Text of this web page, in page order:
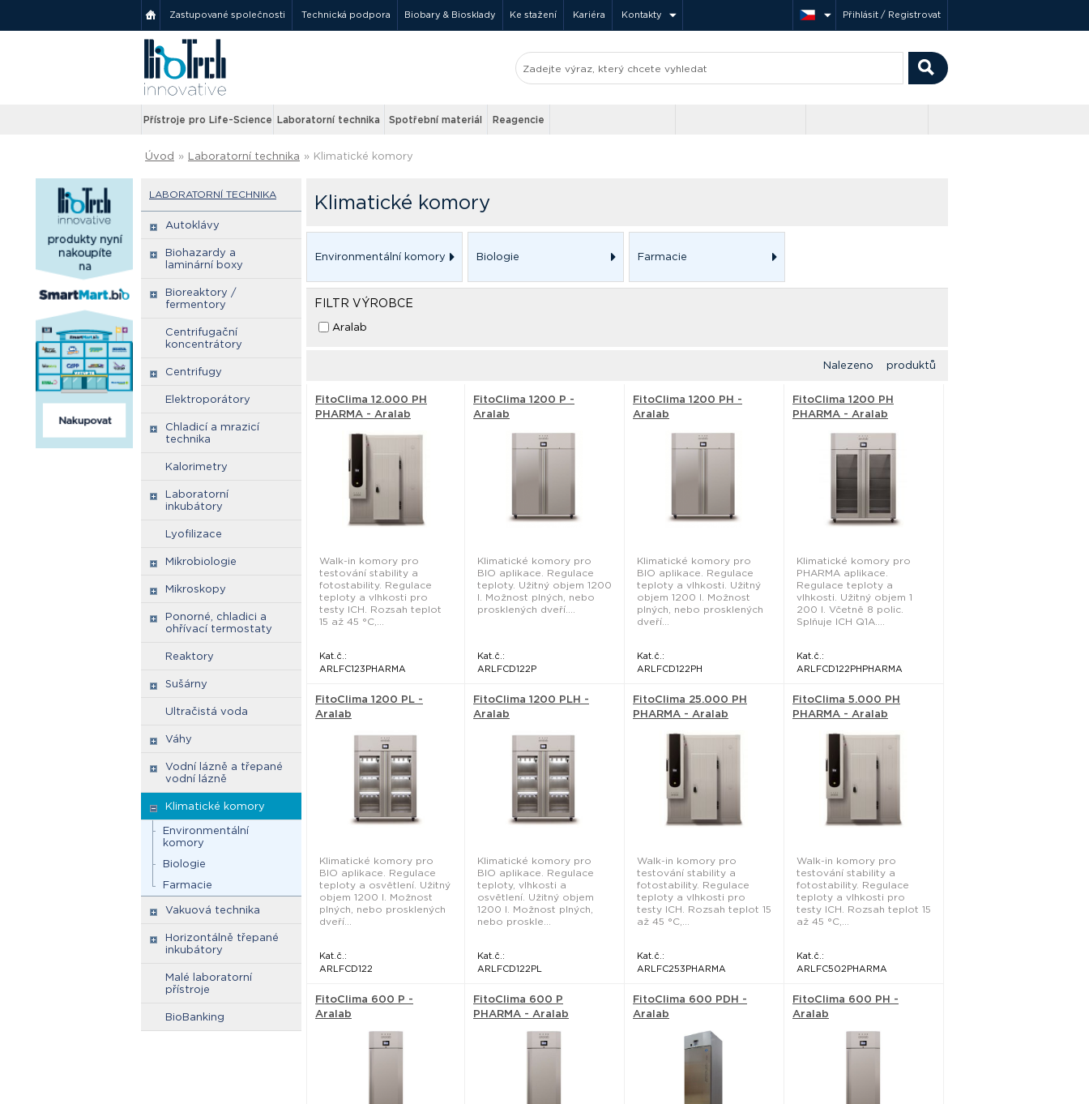
Zastupované společnosti Technická podpora Biobary & Biosklady Ke stažení Kariéra Kontakty Přihlásit / Registrovat
Přístroje pro Life-Science Laboratorní technika Spotřební materiál Reagencie
Úvod » Laboratorní technika » Klimatické komory
LABORATORNÍ TECHNIKA
Autoklávy
Biohazardy a
laminární boxy
Bioreaktory /
fermentory
Centrifugační
koncentrátory
Centrifugy
Elektroporátory
Chladicí a mrazicí
technika
Kalorimetry
Laboratorní
inkubátory
Lyofilizace
Mikrobiologie
Mikroskopy
Ponorné, chladici a
ohřívací termostaty
Reaktory
Sušárny
Ultračistá voda
Váhy
Vodní lázně a třepané
vodní lázně
Klimatické komory
Environmentální
komory
Biologie
Farmacie
Vakuová technika
Horizontálně třepané
inkubátory
Malé laboratorní
přístroje
BioBanking
Klimatické komory
Environmentální komory Biologie Farmacie
FILTR VÝROBCE
Aralab
Nalezeno produktů
FitoClima 12.000 PH
PHARMA - Aralab
Walk-in komory pro
testování stability a
fotostability. Regulace
teploty a vlhkosti pro
testy ICH. Rozsah teplot
15 až 45 °C,...
Kat.č.:
ARLFC123PHARMA
FitoClima 1200 P -
Aralab
Klimatické komory pro
BIO aplikace. Regulace
teploty. Užitný objem 1200
l. Možnost plných, nebo
prosklených dveří....
Kat.č.:
ARLFCD122P
FitoClima 1200 PH -
Aralab
Klimatické komory pro
BIO aplikace. Regulace
teploty a vlhkosti. Užitný
objem 1200 l. Možnost
plných, nebo prosklených
dveří...
Kat.č.:
ARLFCD122PH
FitoClima 1200 PH
PHARMA - Aralab
Klimatické komory pro
PHARMA aplikace.
Regulace teploty a
vlhkosti. Užitný objem 1
200 l. Včetně 8 polic.
Splňuje ICH Q1A....
Kat.č.:
ARLFCD122PHPHARMA
FitoClima 1200 PL -
Aralab
Klimatické komory pro
BIO aplikace. Regulace
teploty a osvětlení. Užitný
objem 1200 l. Možnost
plných, nebo prosklených
dveří...
Kat.č.:
ARLFCD122
FitoClima 1200 PLH -
Aralab
Klimatické komory pro
BIO aplikace. Regulace
teploty, vlhkosti a
osvětlení. Užitný objem
1200 l. Možnost plných,
nebo proskle...
Kat.č.:
ARLFCD122PL
FitoClima 25.000 PH
PHARMA - Aralab
Walk-in komory pro
testování stability a
fotostability. Regulace
teploty a vlhkosti pro
testy ICH. Rozsah teplot 15
až 45 °C,...
Kat.č.:
ARLFC253PHARMA
FitoClima 5.000 PH
PHARMA - Aralab
Walk-in komory pro
testování stability a
fotostability. Regulace
teploty a vlhkosti pro
testy ICH. Rozsah teplot 15
až 45 °C,...
Kat.č.:
ARLFC502PHARMA
FitoClima 600 P -
Aralab
FitoClima 600 P
PHARMA - Aralab
FitoClima 600 PDH -
Aralab
FitoClima 600 PH -
Aralab